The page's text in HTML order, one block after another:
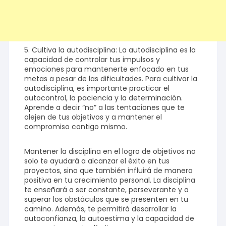
5. Cultiva la autodisciplina: La autodisciplina es la
capacidad de controlar tus impulsos y
emociones para mantenerte enfocado en tus
metas a pesar de las dificultades. Para cultivar la
autodisciplina, es importante practicar el
autocontrol, la paciencia y la determinación.
Aprende a decir “no” a las tentaciones que te
alejen de tus objetivos y a mantener el
compromiso contigo mismo.
Mantener la disciplina en el logro de objetivos no
solo te ayudará a alcanzar el éxito en tus
proyectos, sino que también influirá de manera
positiva en tu crecimiento personal. La disciplina
te enseñará a ser constante, perseverante y a
superar los obstáculos que se presenten en tu
camino. Además, te permitirá desarrollar la
autoconfianza, la autoestima y la capacidad de